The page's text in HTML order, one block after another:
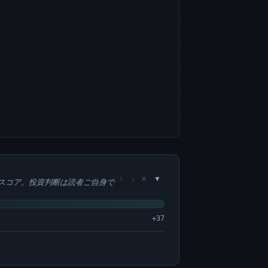
コア。投資判断は読者ご自身で ↑ ↓ ×
+37